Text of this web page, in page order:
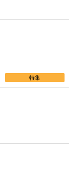
特集